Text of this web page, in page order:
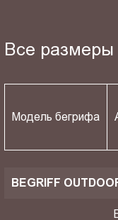
Все размеры
Модель бегрифа
BEGRIFF